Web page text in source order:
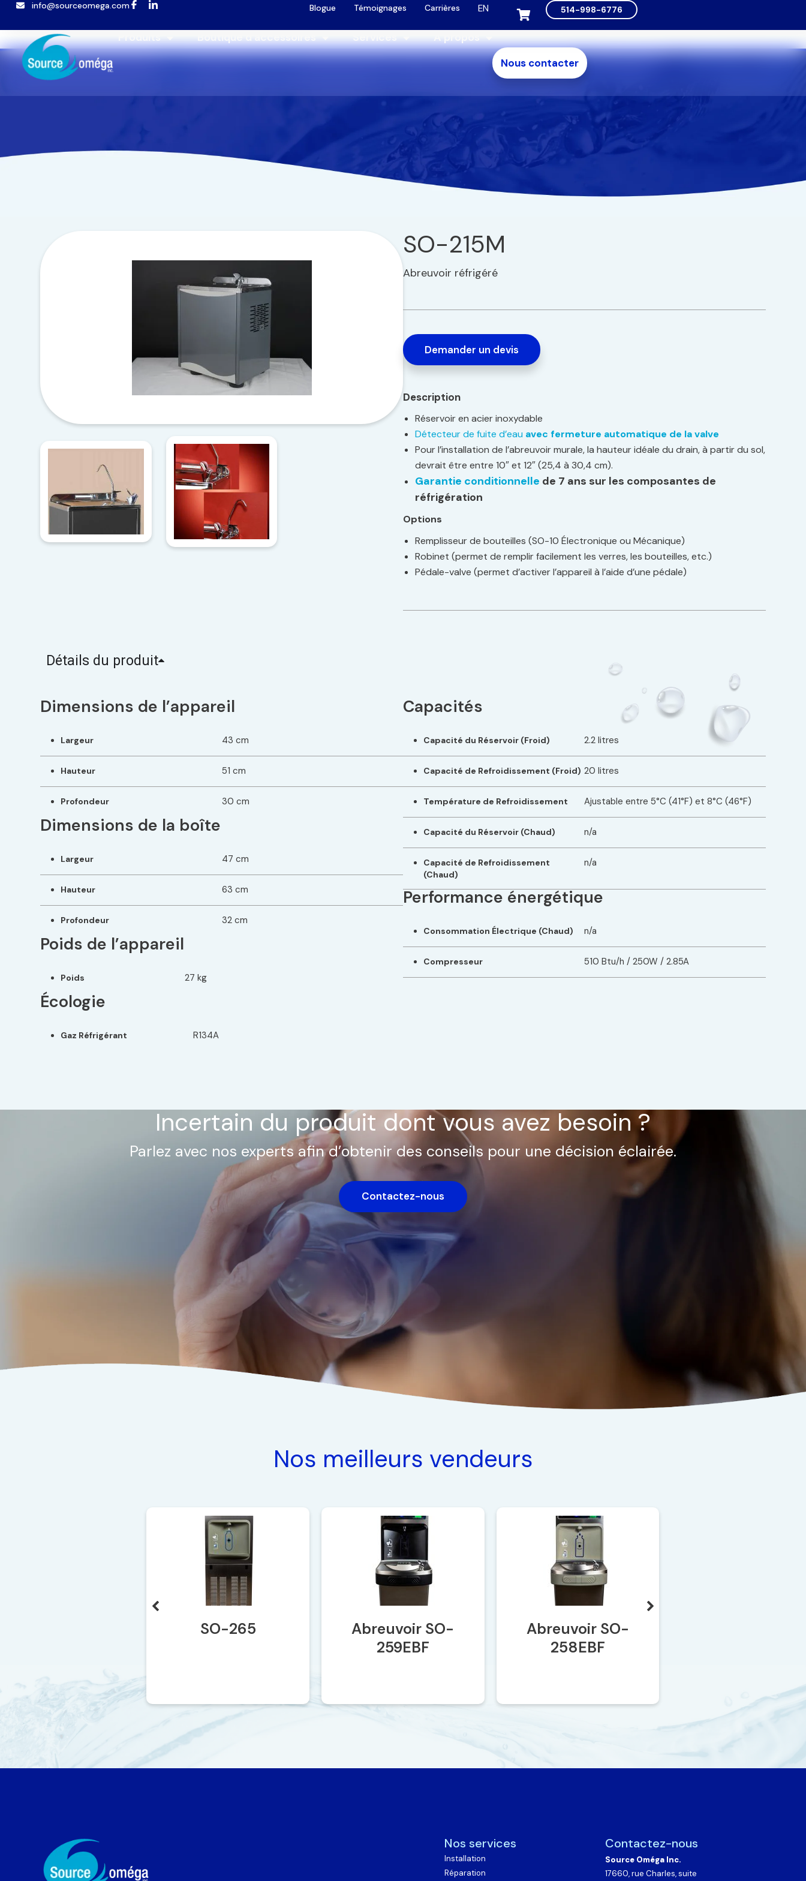
info@sourceomega.com Blogue Témoignages Carrières EN 514-998-6776
Produits Boutique d’accessoires Services À propos
Nous contacter
Popup template not selected
SO-215M
Abreuvoir réfrigéré
Demander un devis
Description
Réservoir en acier inoxydable
Détecteur de fuite d’eau avec fermeture automatique de la valve
Pour l’installation de l’abreuvoir murale, la hauteur idéale du drain, à partir du sol,
devrait être entre 10″ et 12″ (25,4 à 30,4 cm).
Garantie conditionnelle de 7 ans sur les composantes de
réfrigération
Options
Remplisseur de bouteilles (SO-10 Électronique ou Mécanique)
Robinet (permet de remplir facilement les verres, les bouteilles, etc.)
Pédale-valve (permet d’activer l’appareil à l’aide d’une pédale)
Détails du produit
Dimensions de l’appareil
Largeur 43 cm
Hauteur 51 cm
Profondeur 30 cm
Dimensions de la boîte
Largeur 47 cm
Hauteur 63 cm
Profondeur 32 cm
Poids de l’appareil
Poids 27 kg
Écologie
Gaz Réfrigérant R134A
Capacités
Capacité du Réservoir (Froid) 2.2 litres
Capacité de Refroidissement (Froid) 20 litres
Température de Refroidissement Ajustable entre 5°C (41°F) et 8°C (46°F)
Capacité du Réservoir (Chaud) n/a
Capacité de Refroidissement
(Chaud)
n/a
Performance énergétique
Consommation Électrique (Chaud) n/a
Compresseur 510 Btu/h / 250W / 2.85A
Incertain du produit dont vous avez besoin ?
Parlez avec nos experts afin d’obtenir des conseils pour une décision éclairée.
Contactez-nous
Nos meilleurs vendeurs
Abreuvoir SO-
Abreuvoir SO-
258EBF
SO-2035
Nos services
Installation
Réparation
Contactez-nous
Source Oméga Inc.
17660, rue Charles, suite